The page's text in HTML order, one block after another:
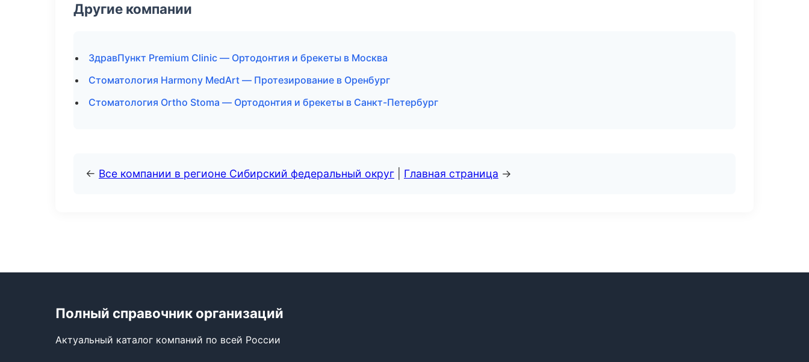
Другие компании
ЗдравПункт Premium Clinic — Ортодонтия и брекеты в Москва
Стоматология Harmony MedArt — Протезирование в Оренбург
Стоматология Ortho Stoma — Ортодонтия и брекеты в Санкт-Петербург
← Все компании в регионе Сибирский федеральный округ Главная страница →
Полный справочник организаций
Актуальный каталог компаний по всей России